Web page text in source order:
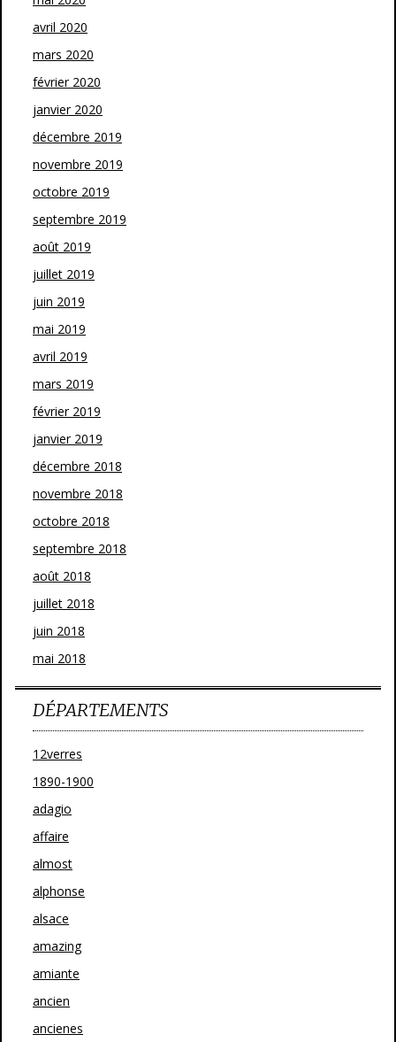
avril 2020
mars 2020
février 2020
janvier 2020
décembre 2019
novembre 2019
octobre 2019
septembre 2019
août 2019
juillet 2019
juin 2019
mai 2019
avril 2019
mars 2019
février 2019
janvier 2019
décembre 2018
novembre 2018
octobre 2018
septembre 2018
août 2018
juillet 2018
juin 2018
mai 2018
DÉPARTEMENTS
12verres
1890-1900
adagio
affaire
almost
alphonse
alsace
amazing
amiante
ancien
ancienes